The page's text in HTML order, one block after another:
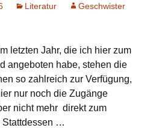
Literatur
Geschwister
letzten Jahr, die ich hier zum
angeboten habe, stehen die
so zahlreich zur Verfügung,
nur noch die Zugänge
nicht mehr direkt zum
Stattdessen …